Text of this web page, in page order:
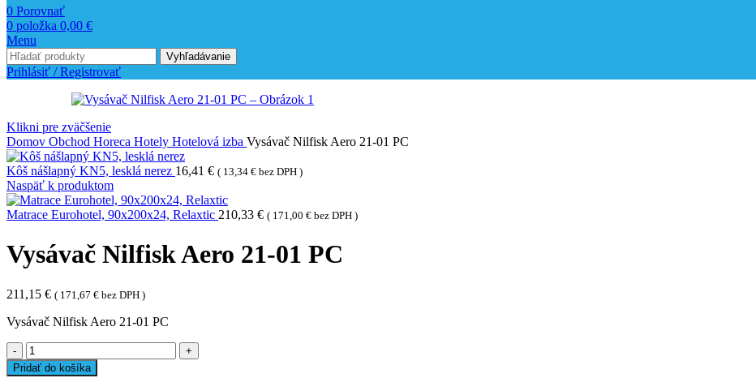
0 Porovnať
0 položka 0,00 €
Menu
Vyhľadávanie
Prihlásiť / Registrovať
Klikni pre zväčšenie
Domov Obchod Horeca Hotely Hotelová izba Vysávač Nilfisk Aero 21-01 PC
Kôš nášlapný KN5, lesklá nerez 16,41 € ( 13,34 € bez DPH )
Naspäť k produktom
Matrace Eurohotel, 90x200x24, Relaxtic 210,33 € ( 171,00 € bez DPH )
Vysávač Nilfisk Aero 21-01 PC
211,15 € ( 171,67 € bez DPH )
Vysávač Nilfisk Aero 21-01 PC
množstvo
Vysávač
Pridať do košíka